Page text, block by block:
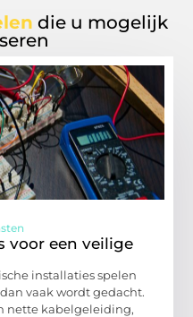
die u mogelijk
voor een veilige
installaties spelen
vaak wordt gedacht.
nette kabelgeleiding,